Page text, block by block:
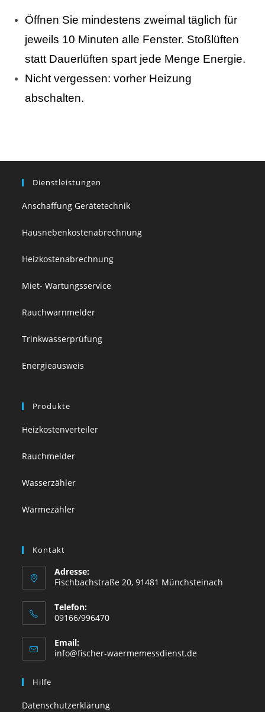
Öffnen Sie mindestens zweimal täglich für
jeweils 10 Minuten alle Fenster. Stoßlüften
statt Dauerlüften spart jede Menge Energie.
Nicht vergessen: vorher Heizung
abschalten.
Dienstleistungen
Anschaffung Gerätetechnik
Hausnebenkostenabrechnung
Heizkostenabrechnung
Miet- Wartungsservice
Rauchwarnmelder
Trinkwasserprüfung
Energieausweis
Produkte
Heizkostenverteiler
Rauchmelder
Wasserzähler
Wärmezähler
Kontakt
Adresse:
Fischbachstraße 20, 91481 Münchsteinach
Telefon:
09166/996470
Email:
info@fischer-waermemessdienst.deOpens
Hilfe
Datenschutzerklärung